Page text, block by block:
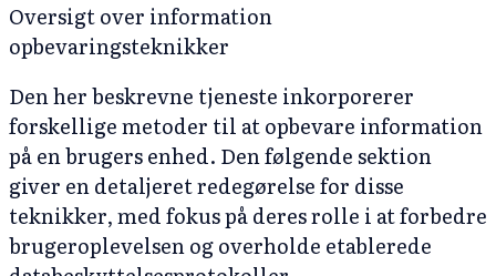
Oversigt over information
opbevaringsteknikker
Den her beskrevne tjeneste inkorporerer
forskellige metoder til at opbevare information
på en brugers enhed. Den følgende sektion
giver en detaljeret redegørelse for disse
teknikker, med fokus på deres rolle i at forbedre
brugeroplevelsen og overholde etablerede